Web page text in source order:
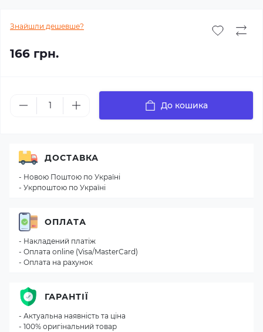
Знайшли дешевше?
166 грн.
До кошика
ДОСТАВКА
- Новою Поштою по Україні
- Укрпоштою по Україні
ОПЛАТА
- Накладений платіж
- Оплата online (Visa/MasterCard)
- Оплата на рахунок
ГАРАНТІЇ
- Актуальна наявність та ціна
- 100% оригінальний товар